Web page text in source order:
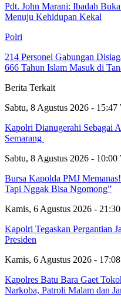
Pdt. John Marani: Ibadah
Menuju Kehidupan Kekal
Polri
214 Personel Gabungan
666 Tahun Islam Masuk di
Berita Terkait
Sabtu, 8 Agustus 2026 -
Kapolri Dianugerahi Sebagai
Semarang
Sabtu, 8 Agustus 2026 -
Bursa Kapolda PMJ
Tapi Nggak Bisa Ngomong”
Kamis, 6 Agustus 2026 -
Kapolri Tegaskan Pergantian
Presiden
Kamis, 6 Agustus 2026 -
Kapolres Batu Bara Gaet
Narkoba, Patroli Malam dan